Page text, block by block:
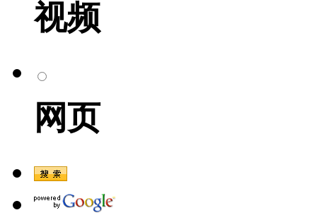
视频
网页